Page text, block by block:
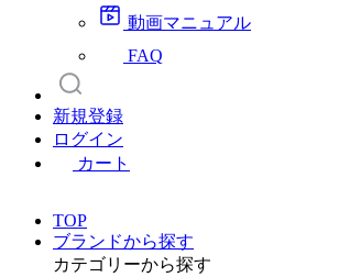
動画マニュアル
FAQ
新規登録
ログイン
カート
TOP
ブランドから探す
カテゴリーから探す